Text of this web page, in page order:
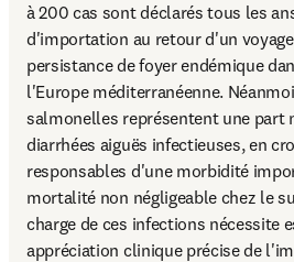
à 200 cas sont déclarés tous les
d'importation au retour d'un
persistance de foyer endémique
l'Europe méditerranéenne.
salmonelles représentent une part
diarrhées aiguës infectieuses, en
responsables d'une morbidité
mortalité non négligeable chez le
charge de ces infections nécessite
appréciation clinique précise de